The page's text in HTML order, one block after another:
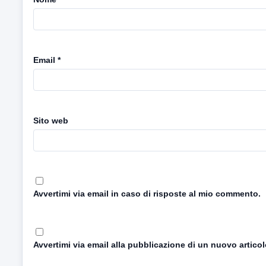
Email *
Sito web
Avvertimi via email in caso di risposte al mio commento.
Avvertimi via email alla pubblicazione di un nuovo